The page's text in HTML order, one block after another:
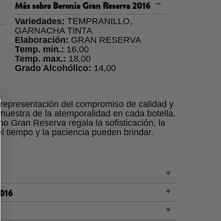
Más sobreBeronia Gran Reserva 2016
Variedades: TEMPRANILLO,
GARNACHA TINTA
Elaboración: GRAN RESERVA
Temp. min.: 16,00
Temp. max.: 18,00
Grado Alcohólico: 14,00
del compromiso de calidad y
de la atemporalidad en cada botella.
Gran Reserva regala la sofisticación, la
tiempo y la paciencia pueden brindar.
Tempranillo y Graciano
de las fincas de Beronia. Estas viñas,